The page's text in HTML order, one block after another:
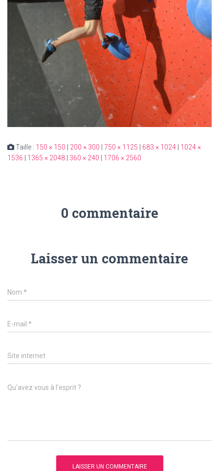
Taille : 150 × 150 200 × 300 750 × 1125 683 × 1024
1024 ×
1536
1365 × 2048 360 × 240 1706 × 2560
0 commentaire
Laisser un commentaire
Nom *
E-mail *
Site internet
Qu’avez vous à l’esprit ?